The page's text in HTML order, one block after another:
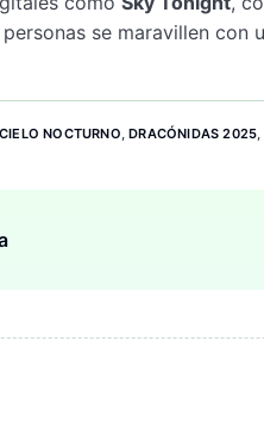
se maravillen con
CIELO NOCTURNO,DRACÓNIDAS 2025,